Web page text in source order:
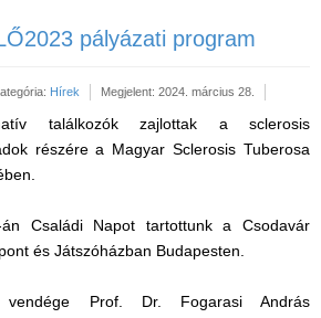
pályázati program
Hírek
Megjelent: 2024. március 28.
találkozók zajlottak a sclerosis
részére a Magyar Sclerosis Tuberosa
Családi Napot tartottunk a Csodavár
és Játszóházban Budapesten.
Prof. Dr. Fogarasi András